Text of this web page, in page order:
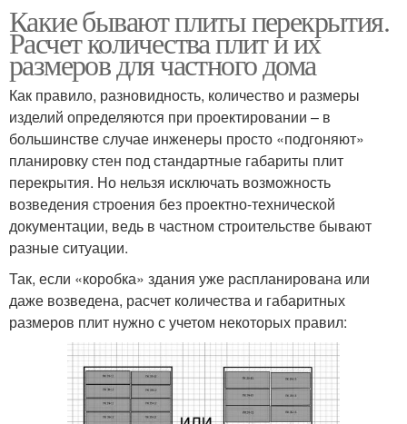
Какие бывают плиты перекрытия.
Расчет количества плит и их
размеров для частного дома
Как правило, разновидность, количество и размеры
изделий определяются при проектировании – в
большинстве случае инженеры просто «подгоняют»
планировку стен под стандартные габариты плит
перекрытия. Но нельзя исключать возможность
возведения строения без проектно-технической
документации, ведь в частном строительстве бывают
разные ситуации.
Так, если «коробка» здания уже распланирована или
даже возведена, расчет количества и габаритных
размеров плит нужно с учетом некоторых правил: